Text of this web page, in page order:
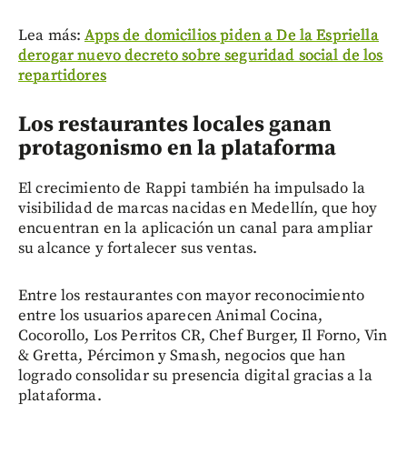
Lea más:Apps de domicilios piden a De la Espriella
derogar nuevo decreto sobre seguridad social de los
repartidores
Los restaurantes locales ganan
protagonismo en la plataforma
El crecimiento de Rappi también ha impulsado la
visibilidad de marcas nacidas en Medellín, que hoy
encuentran en la aplicación un canal para ampliar
su alcance y fortalecer sus ventas.
Entre los restaurantes con mayor reconocimiento
entre los usuarios aparecen Animal Cocina,
Cocorollo, Los Perritos CR, Chef Burger, Il Forno, Vin
& Gretta, Pércimon y Smash, negocios que han
logrado consolidar su presencia digital gracias a la
plataforma.